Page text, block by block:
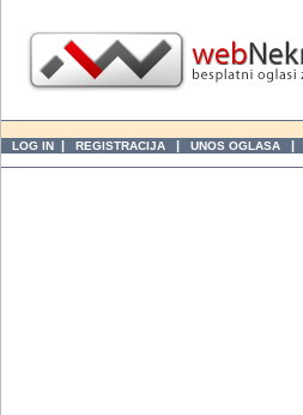
LOG IN | REGISTRACIJA | UNOS OGLASA |